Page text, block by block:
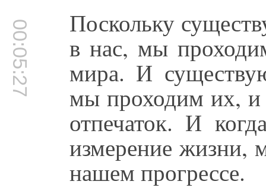
00:05:27 Поскольку
в нас, мы
мира. И
мы проходим их, и
отпечаток. И
измерение жизни,
нашем прогрессе.